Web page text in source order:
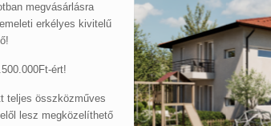
megvásárlásra
erkélyes kivitelű
ért!
teljes összközműves
lesz megközelíthető